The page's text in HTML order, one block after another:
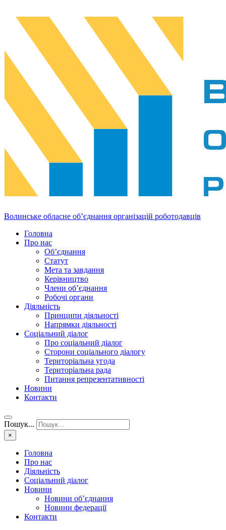
Волинське обласне об’єднання організацій роботодавців
Головна
Про нас
Об’єднання
Статут
Мета та завдання
Керівництво
Члени об’єднання
Робочі органи
Діяльність
Принципи діяльності
Напрямки діяльності
Соціальний діалог
Про соціальний діалог
Сторони соціального діалогу
Територіальна угода
Територіальна рада
Питання репрезентативності
Новини
Контакти
Пошук...
×
Головна
Про нас
Діяльність
Соціальний діалог
Новини
Новини об’єднання
Новини федерації
Контакти